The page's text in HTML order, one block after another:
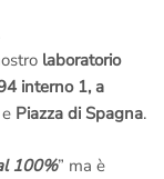
di testo)
RomaCitofono
Monti – Piazza di
laboratorio
interno 1, a
Piazza di Spagna.
100%” ma è